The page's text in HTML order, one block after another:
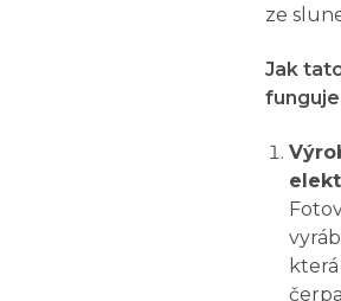
ze
Jak
funguje